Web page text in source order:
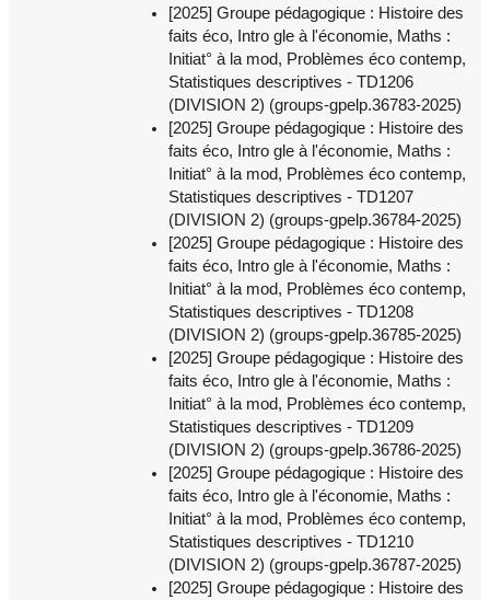
[2025] Groupe pédagogique : Histoire des
faits éco, Intro gle à l'économie, Maths :
Initiat° à la mod, Problèmes éco contemp,
Statistiques descriptives - TD1206
(DIVISION 2) (groups-gpelp.36783-2025)
[2025] Groupe pédagogique : Histoire des
faits éco, Intro gle à l'économie, Maths :
Initiat° à la mod, Problèmes éco contemp,
Statistiques descriptives - TD1207
(DIVISION 2) (groups-gpelp.36784-2025)
[2025] Groupe pédagogique : Histoire des
faits éco, Intro gle à l'économie, Maths :
Initiat° à la mod, Problèmes éco contemp,
Statistiques descriptives - TD1208
(DIVISION 2) (groups-gpelp.36785-2025)
[2025] Groupe pédagogique : Histoire des
faits éco, Intro gle à l'économie, Maths :
Initiat° à la mod, Problèmes éco contemp,
Statistiques descriptives - TD1209
(DIVISION 2) (groups-gpelp.36786-2025)
[2025] Groupe pédagogique : Histoire des
faits éco, Intro gle à l'économie, Maths :
Initiat° à la mod, Problèmes éco contemp,
Statistiques descriptives - TD1210
(DIVISION 2) (groups-gpelp.36787-2025)
[2025] Groupe pédagogique : Histoire des